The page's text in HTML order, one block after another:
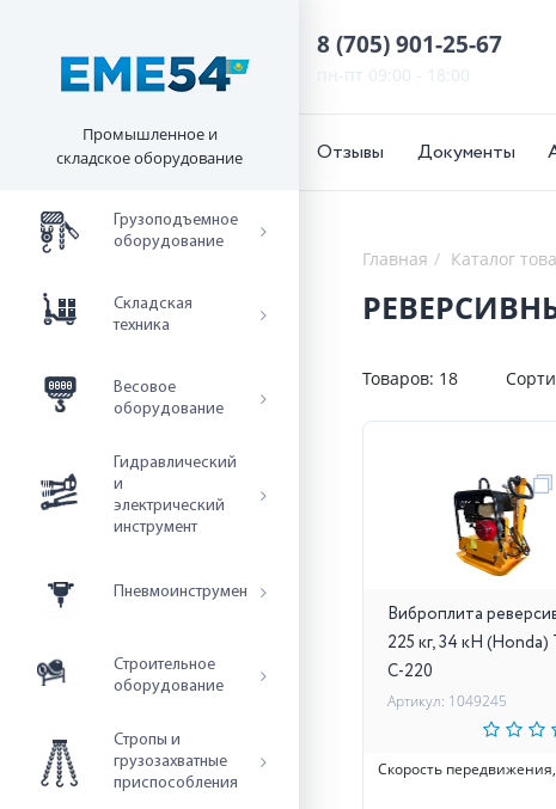
Промышленное и
складское оборудование
Грузоподъемное
оборудование
Складская
техника
Весовое
оборудование
Гидравлический
и
электрический
инструмент
Пневмоинструмент
Строительное
оборудование
Стропы и
грузозахватные
приспособления
8 (705) 901-25-67
пн-пт 09:00 - 18:00
Отзывы Документы
Главная Каталог
Товаров: 18
Виброплита
225 кг, 34 кН (Honda)
C-220
Артикул: 1049245
Скорость